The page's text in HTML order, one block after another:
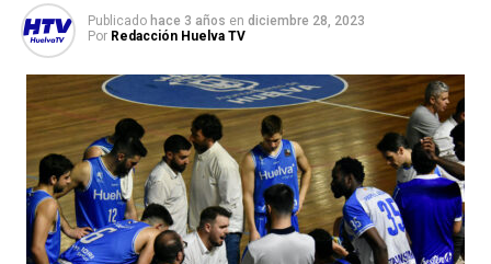
Publicado hace 3 años en diciembre 28, 2023
Por Redacción Huelva TV